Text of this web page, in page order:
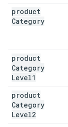
product
Category
product
Category
Level1
product
Category
Level2